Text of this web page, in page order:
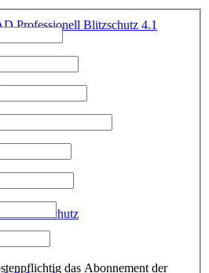
Professionell Blitzschutz 4.1
Blitzschutz
das Abonnement der